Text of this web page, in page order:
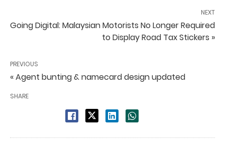
NEXT
Going Digital: Malaysian Motorists No Longer Required
to Display Road Tax Stickers »
PREVIOUS
« Agent bunting & namecard design updated
SHARE